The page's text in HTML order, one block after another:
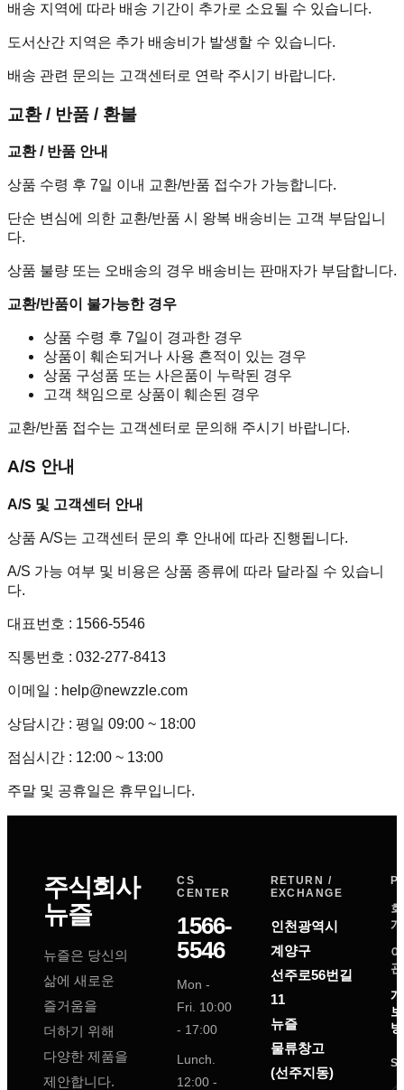
배송 지역에 따라 배송 기간이 추가로 소요될 수 있습니다.
도서산간 지역은 추가 배송비가 발생할 수 있습니다.
배송 관련 문의는 고객센터로 연락 주시기 바랍니다.
교환 / 반품 / 환불
교환 / 반품 안내
상품 수령 후 7일 이내 교환/반품 접수가 가능합니다.
단순 변심에 의한 교환/반품 시 왕복 배송비는 고객 부담입니
다.
상품 불량 또는 오배송의 경우 배송비는 판매자가 부담합니다.
교환/반품이 불가능한 경우
상품 수령 후 7일이 경과한 경우
상품이 훼손되거나 사용 흔적이 있는 경우
상품 구성품 또는 사은품이 누락된 경우
고객 책임으로 상품이 훼손된 경우
교환/반품 접수는 고객센터로 문의해 주시기 바랍니다.
A/S 안내
A/S 및 고객센터 안내
상품 A/S는 고객센터 문의 후 안내에 따라 진행됩니다.
A/S 가능 여부 및 비용은 상품 종류에 따라 달라질 수 있습니
다.
대표번호 : 1566-5546
직통번호 : 032-277-8413
이메일 : help@newzzle.com
상담시간 : 평일 09:00 ~ 18:00
점심시간 : 12:00 ~ 13:00
주말 및 공휴일은 휴무입니다.
주식회사
뉴즐
뉴즐은 당신의
삶에 새로운
즐거움을
더하기 위해
다양한 제품을
제안합니다.
CS
CENTER
1566-
5546
Mon -
Fri. 10:00
- 17:00
Lunch.
12:00 -
RETURN /
EXCHANGE
인천광역시
계양구
선주로56번길
11
뉴즐
물류창고
(선주지동)
개
관